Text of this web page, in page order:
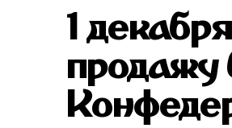
1
продажу